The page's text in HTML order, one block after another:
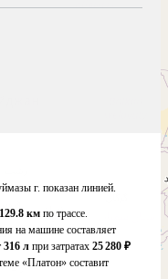
г. показан линией.
км по трассе.
на машине составляет
316 л при затратах 25 280 ₽
«Платон» составит